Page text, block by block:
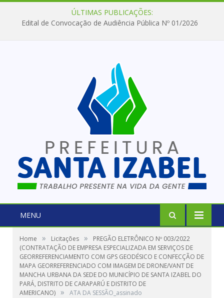
ÚLTIMAS PUBLICAÇÕES:
Edital de Convocação de Audiência Pública Nº 01/2026
MENU
Home » Licitações »
PREGÃO ELETRÔNICO Nº 003/2022
(CONTRATAÇÃO DE EMPRESA ESPECIALIZADA EM SERVIÇOS DE
GEORREFERENCIAMENTO COM GPS GEODÉSICO E CONFECÇÃO DE
MAPA GEORREFERENCIADO COM IMAGEM DE DRONE/VANT DE
MANCHA URBANA DA SEDE DO MUNICÍPIO DE SANTA IZABEL DO
PARÁ, DISTRITO DE CARAPARÚ E DISTRITO DE
AMERICANO) » ATA DA SESSÃO_assinado